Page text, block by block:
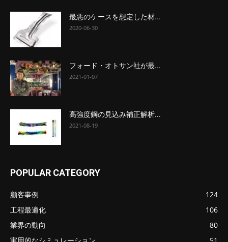
最悪のケースを想定した材...
2020-06-30
フォード・オトサン社が最...
2021-01-07
高強度鋼の見込み補正解析...
2021-08-19
POPULAR CATEGORY
顧客事例
124
工程最適化
106
業界の動向
80